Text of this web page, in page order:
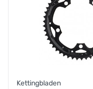
Kettingbladen